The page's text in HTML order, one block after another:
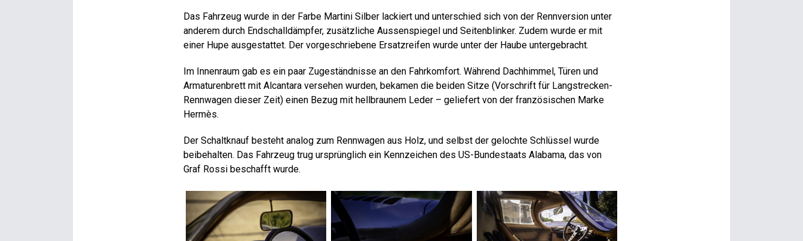
Das Fahrzeug wurde in der Farbe Martini Silber lackiert und unterschied sich von der Rennversion unter
anderem durch Endschalldämpfer, zusätzliche Aussenspiegel und Seitenblinker. Zudem wurde er mit
einer Hupe ausgestattet. Der vorgeschriebene Ersatzreifen wurde unter der Haube untergebracht.
Im Innenraum gab es ein paar Zugeständnisse an den Fahrkomfort. Während Dachhimmel, Türen und
Armaturenbrett mit Alcantara versehen wurden, bekamen die beiden Sitze (Vorschrift für Langstrecken-
Rennwagen dieser Zeit) einen Bezug mit hellbraunem Leder – geliefert von der französischen Marke
Hermès.
Der Schaltknauf besteht analog zum Rennwagen aus Holz, und selbst der gelochte Schlüssel wurde
beibehalten. Das Fahrzeug trug ursprünglich ein Kennzeichen des US-Bundestaats Alabama, das von
Graf Rossi beschafft wurde.